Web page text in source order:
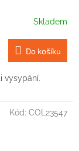
Skladem
Do košíku
vysypání.
Kód: COL23547